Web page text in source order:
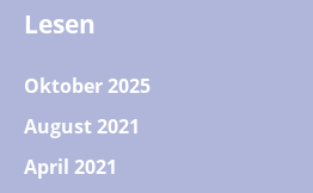
Lesen
Oktober 2025
August 2021
April 2021